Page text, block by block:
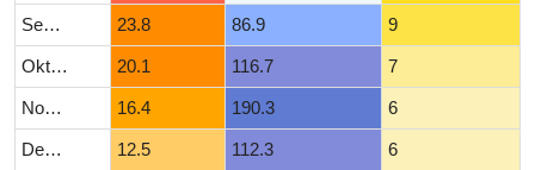
September 23.8 86.9 9
Oktober 20.1 116.7 7
November 16.4 190.3 6
Dezember 12.5 112.3 6